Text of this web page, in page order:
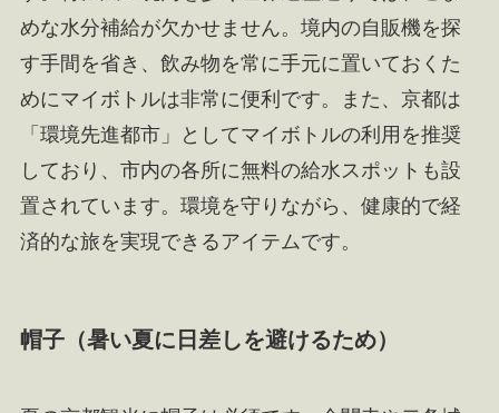
めな水分補給が欠かせません。境内の自販機を探
す手間を省き、飲み物を常に手元に置いておくた
めにマイボトルは非常に便利です。また、京都は
「環境先進都市」としてマイボトルの利用を推奨
しており、市内の各所に無料の給水スポットも設
置されています。環境を守りながら、健康的で経
済的な旅を実現できるアイテムです。
帽子（暑い夏に日差しを避けるため）